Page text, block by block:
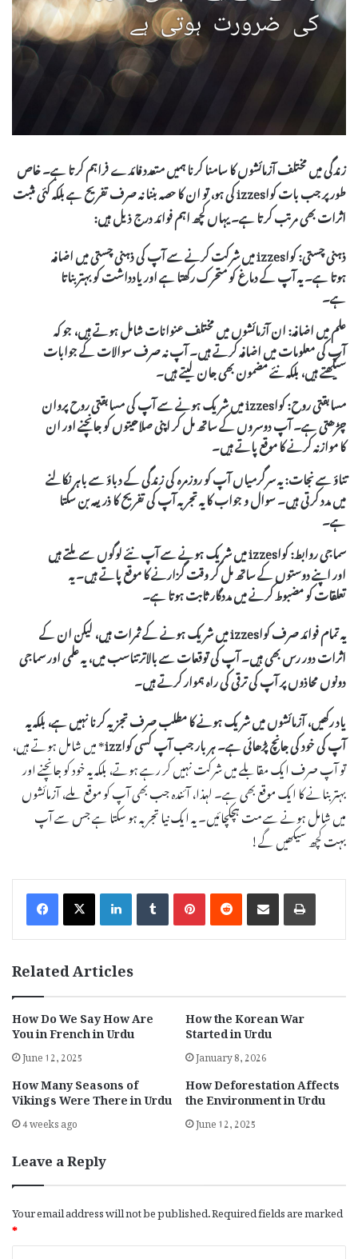
زندگی میں مختلف آزمائشوں کا سامنا کرنا ہمیں متعدد فائدے فراہم کرتا ہے۔ خاص
طور پر جب باتکواizzes کی ہو، تو ان کا حصہ بننا نہ صرف تفریح ہے بلکہ کئی مثبت
اثرات بھی مرتب کرتا ہے۔ یہاں کچھ اہم فوائد درج ذیل ہیں:
ذہنی چستی:
کواizzes میں شرکت کرنے سے آپ کی ذہنی چستی میں اضافہ
ہوتا ہے۔ یہ آپ کے دماغ کو متحرک رکھتا ہے اور یادداشت کو بہتر بناتا
ہے۔
علم میں اضافہ:ان آزمائشوں میں مختلف عنوانات شامل ہوتے ہیں، جو کہ
آپ کی معلومات میں اضافہ کرتے ہیں۔ آپ نہ صرف سوالات کے جوابات
سیکھتے ہیں، بلکہ نئے مضمون بھی جان لیتے ہیں۔
مسابقتی روح:
کواizzes میں شریک ہونے سے آپ کی مسابقتی روح پروان
چڑھتی ہے۔ آپ دوسروں کے ساتھ مل کر اپنی صلاحیتوں کو جانچنے اور ان
کا موازنہ کرنے کا موقع پاتے ہیں۔
تناؤ سے نجات:یہ سرگرمیاں آپ کو روزمرہ کی زندگی کے دباؤ سے باہر نکالنے
میں مدد کرتی ہیں۔ سوال و جواب کا یہ تجربہ آپ کی تفریح کا ذریعہ بن سکتا
ہے۔
سماجی روابط:کواizzes میں شریک ہونے سے آپ نئے لوگوں سے ملتے ہیں
اور اپنے دوستوں کے ساتھ مل کر وقت گزارنے کا موقع پاتے ہیں۔ یہ
تعلقات کو مضبوط کرنے میں مددگار ثابت ہوتا ہے۔
یہ تمام فوائد صرفکواizzes میں شریک ہونے کے ثمرات ہیں، لیکن ان کے
اثرات دور رس بھی ہیں۔ آپ کی توقعات سے بالاتر تناسب میں، یہ علمی اور سماجی
دونوں محاذوں پر آپ کی ترقی کی راہ ہموار کرتے ہیں۔
یاد رکھیں، آزمائشوں میں شریک ہونے کا مطلب صرف تجزیہ کرنا نہیں ہے، بلکہ یہ
آپ کی خود کی جانچ پڑھائی ہے۔ ہر بار جب آپ کسیکواizz * میں شامل ہوتے ہیں،
تو آپ صرف ایک مقابلے میں شرکت نہیں کر رہے ہوتے، بلکہ یہ خود کو جانچنے اور
بہتر بنانے کا ایک موقع بھی ہے۔ لہذا، آئندہ جب بھی آپ کو موقع ملے، آزمائشوں
میں شامل ہونے سے مت ہچکچائیں۔ یہ ایک نیا تجربہ ہو سکتا ہے جس سے آپ
بہت کچھ سیکھیں گے!
LinkedInTumblrPinterestReddit Share via Email Print
Related Articles
How Do We Say How Are
You in French in Urdu
June 12, 2025
How the Korean War
Started in Urdu
January 8, 2026
How Many Seasons of
Vikings Were There in Urdu
4 weeks ago
How Deforestation Affects
the Environment in Urdu
June 12, 2025
Leave a Reply
Your email address will not be published.Required fields are marked
*